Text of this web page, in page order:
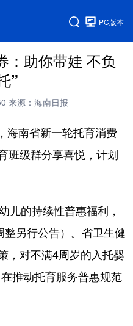
PC版本
：助你带娃 不负
”
来源：海南日报
南省新一轮托育消费
班级群分享喜悦，计划
的持续性普惠福利，
另行公告）。省卫生健
，对不满4周岁的入托婴
推动托育服务普惠规范